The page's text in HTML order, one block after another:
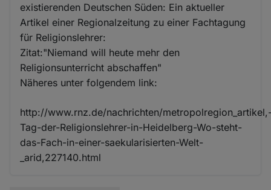
existierenden Deutschen Süden: Ein aktueller
Artikel einer Regionalzeitung zu einer Fachtagung
für Religionslehrer:
Zitat:"Niemand will heute mehr den
Religionsunterricht abschaffen"
Näheres unter folgendem link:
http://www.rnz.de/nachrichten/
Tag-der-Religionslehrer-in-Heidelberg-Wo-steht-
das-Fach-in-einer-saekularisierten-Welt-
_arid,227140.html